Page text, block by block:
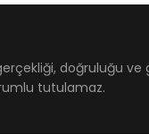
doğruluğu
tutulamaz.